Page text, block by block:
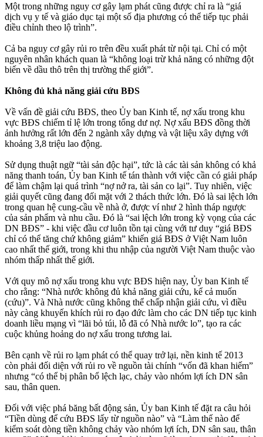
Một trong những nguy cơ gây lạm phát cũng được chỉ ra là “giá
dịch vụ y tế và giáo dục tại một số địa phương có thể tiếp tục phải
điều chỉnh theo lộ trình”.
Cả ba nguy cơ gây rủi ro trên đều xuất phát từ nội tại. Chỉ có một
nguyên nhân khách quan là “không loại trừ khả năng có những đột
biến về dầu thô trên thị trường thế giới”.
Không đủ khả năng giải cứu BĐS
Về vấn đề giải cứu BĐS, theo Ủy ban Kinh tế, nợ xấu trong khu
vực BĐS chiếm tỉ lệ lớn trong tổng dư nợ. Nợ xấu BĐS đồng thời
ảnh hưởng rất lớn đến 2 ngành xây dựng và vật liệu xây dựng với
khoảng 3,8 triệu lao động.
Sử dụng thuật ngữ “tài sản độc hại”, tức là các tài sản không có khả
năng thanh toán, Ủy ban Kinh tế tán thành với việc cần có giải pháp
để làm chậm lại quá trình “nợ nở ra, tài sản co lại”. Tuy nhiên, việc
giải quyết cũng đang đối mặt với 2 thách thức lớn. Đó là sai lệch lớn
trong quan hệ cung-cầu về nhà ở, được ví như 2 hình tháp ngược
của sản phẩm và nhu cầu. Đó là “sai lệch lớn trong kỳ vọng của các
DN BĐS” - khi việc đầu cơ luôn tồn tại cùng với tư duy “giá BĐS
chỉ có thể tăng chứ không giảm” khiến giá BĐS ở Việt Nam luôn
cao nhất thế giới, trong khi thu nhập của người Việt Nam thuộc vào
nhóm thấp nhất thế giới.
Với quy mô nợ xấu trong khu vực BĐS hiện nay, Ủy ban Kinh tế
cho rằng: “Nhà nước không đủ khả năng giải cứu, kể cả muốn
(cứu)”. Và Nhà nước cũng không thể chấp nhận giải cứu, vì điều
này càng khuyến khích rủi ro đạo đức làm cho các DN tiếp tục kinh
doanh liều mạng vì “lãi bỏ túi, lỗ đã có Nhà nước lo”, tạo ra các
cuộc khủng hoảng do nợ xấu trong tương lai.
Bên cạnh về rủi ro lạm phát có thể quay trở lại, nền kinh tế 2013
còn phải đối diện với rủi ro về nguồn tài chính “vốn đã khan hiếm”
nhưng “có thể bị phân bổ lệch lạc, chảy vào nhóm lợi ích DN sân
sau, thân quen.
Đối với việc phá băng bất động sản, Ủy ban Kinh tế đặt ra câu hỏi
“Tiền dùng để cứu BĐS lấy từ nguồn nào” và “Làm thế nào để
kiểm soát dòng tiền không chảy vào nhóm lợi ích, DN sân sau, thân